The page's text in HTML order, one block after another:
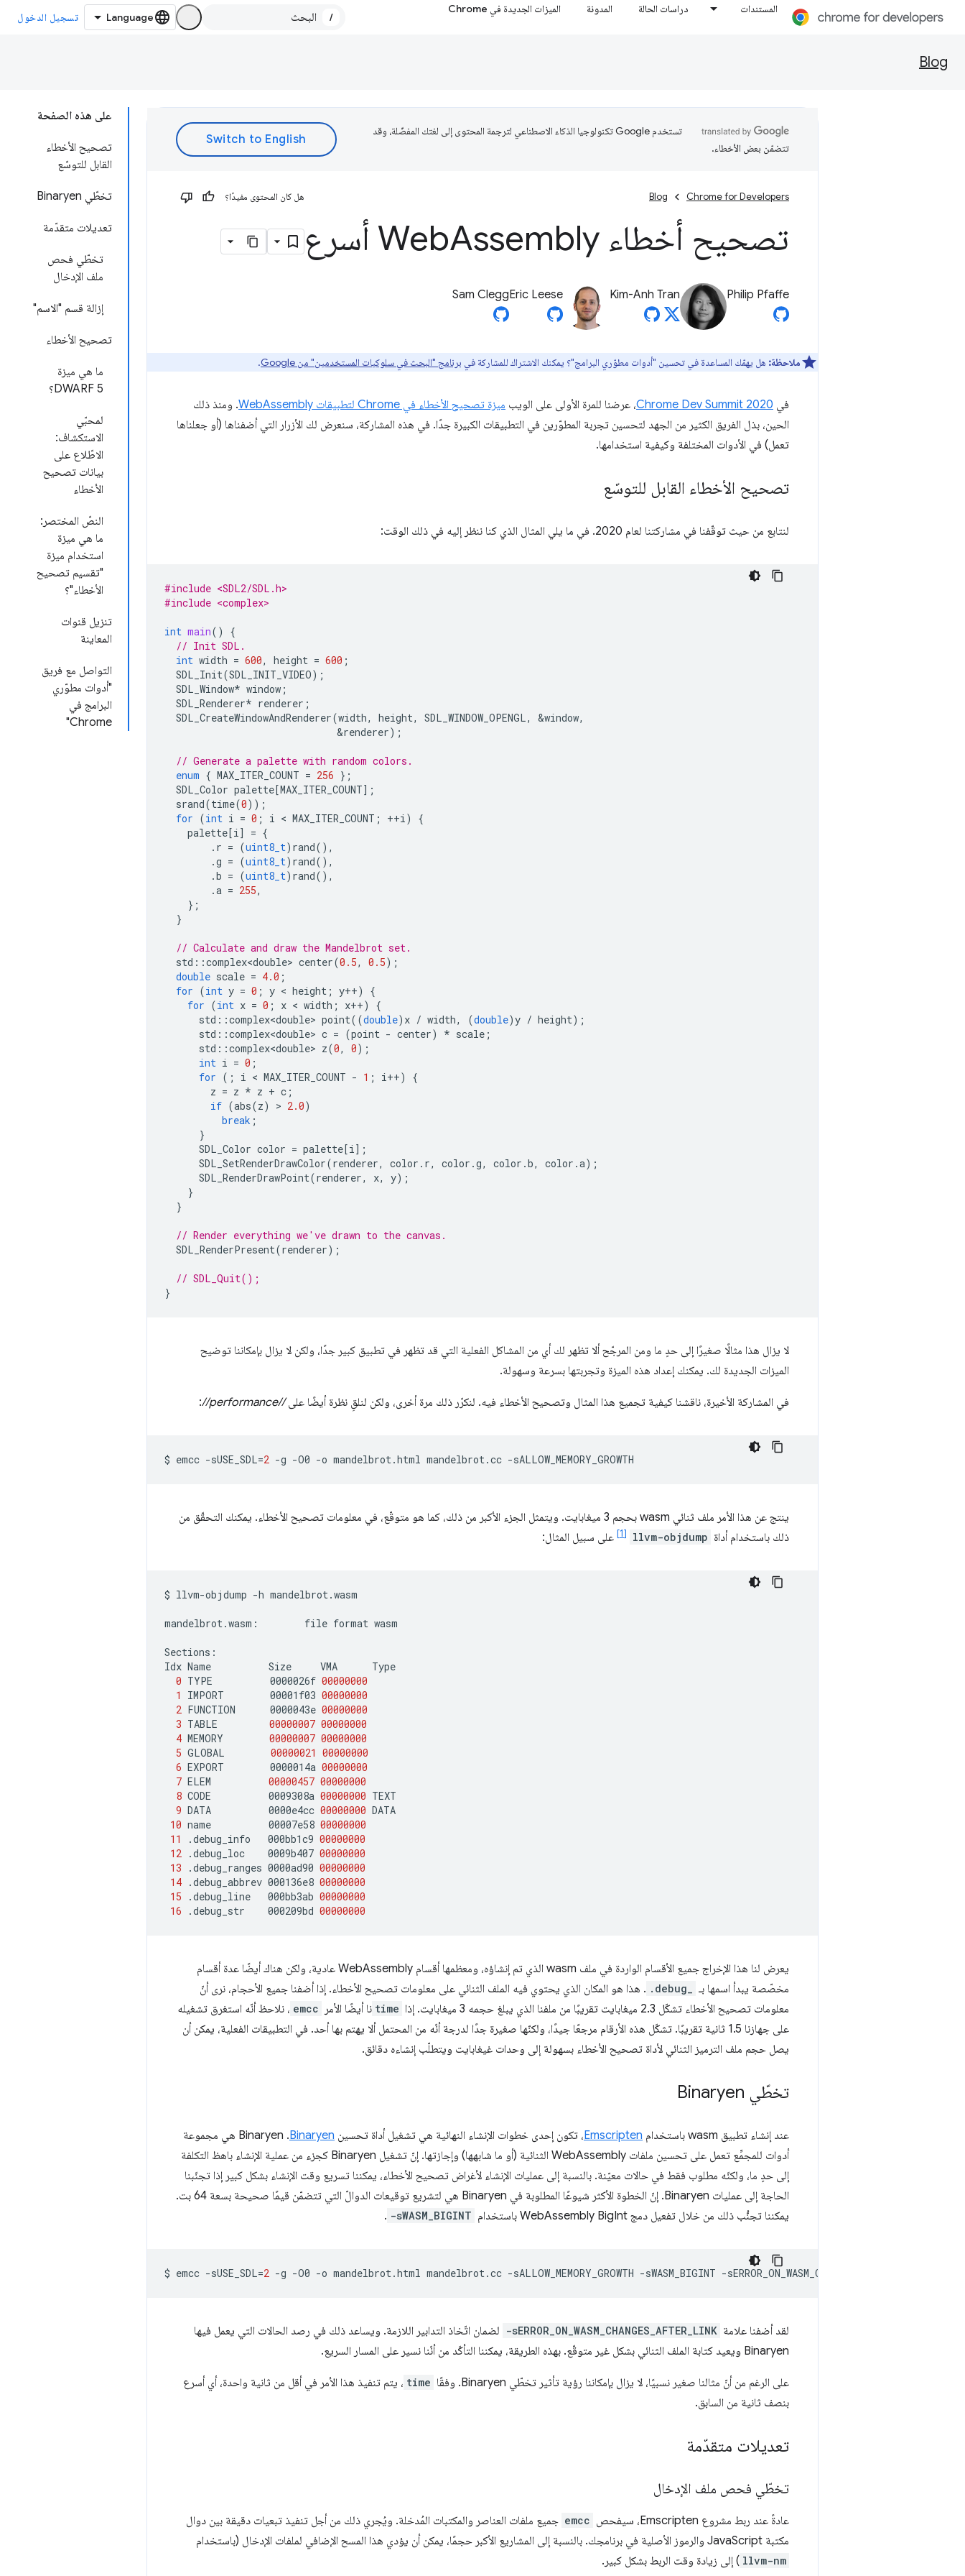
المستندات دراسات الحالة المدونة الميزات الجديدة في Chrome
/ تسجيل الدخول
Blog
على هذه الصفحة
تصحيح الأخطاء
القابل للتوسّع
تخطّي Binaryen
تعديلات متقدّمة
تخطّي فحص
ملف الإدخال
إزالة قسم "الاسم"
تصحيح الأخطاء
ما هي ميزة
DWARF 5؟
لمحبّي
الاستكشاف:
الاطّلاع على
بيانات تصحيح
الأخطاء
النصّ المختصر:
ما هي ميزة
استخدام ميزة
"تقسيم تصحيح
الأخطاء"؟
تنزيل قنوات
المعاينة
التواصل مع فريق
"أدوات مطوّري
البرامج في
Chrome"
تستخدم Google تكنولوجيا الذكاء الاصطناعي لترجمة المحتوى إلى لغتك المفضّلة، وقد
تتضمّن بعض الأخطاء.
Chrome for Developers
Blog هل كان المحتوى مفيدًا؟
تصحيح أخطاء Web Assembly أسرع
Philip Pfaffe
Kim-Anh Tran
Eric Leese
Sam Clegg
ملاحظة: هل يهمّك المساعدة في تحسين "أدوات مطوّري البرامج"؟ يمكنك الاشتراك للمشاركة في برنامج "البحث في سلوكيات المستخدمين" من Google .
في Chrome Dev Summit 2020، عرضنا للمرة الأولى على الويب ميزة تصحيح الأخطاء في Chrome لتطبيقات WebAssembly
. ومنذ ذلك
الحين، بذل الفريق الكثير من الجهد لتحسين تجربة المطوّرين في التطبيقات الكبيرة جدًا. في هذه المشاركة، سنعرض لك الأزرار التي أضفناها (أو جعلناها
تعمل) في الأدوات المختلفة وكيفية استخدامها.
تصحيح الأخطاء القابل للتوسّع
لنتابع من حيث توقّفنا في مشاركتنا لعام 2020. في ما يلي المثال الذي كنا ننظر إليه في ذلك الوقت:
#include <SDL2/SDL.h>
#include <complex>
int main()
{
// Init SDL.
int width = 600, height = 600 ;
SDL_Init(SDL_INIT_VIDEO);
SDL_Window* window ;
SDL_Renderer* renderer ;
SDL_CreateWindowAndRenderer(width, height, SDL_WINDOW_OPENGL, &window,
&renderer);
// Generate a palette with random colors.
enum { MAX_ITER_COUNT = 256 };
SDL_Color palette[MAX_ITER_COUNT];
srand(time(0));
for (int i = 0 ; i < MAX_ITER_COUNT ; ++i)
{
palette[i] = {
. r = (uint8_t) rand(),
.g = (uint8_t) rand(),
.b = (uint8_t) rand(),
.a = 255,
};
}
// Calculate and draw the Mandelbrot set.
std ::complex<double> center(0.5, 0.5);
double scale = 4.0 ;
for (int y = 0 ; y < height ; y++)
{
for (int x = 0 ; x < width ; x++)
{
std ::complex<double> point((double) x / width, (double)y / height);
std ::complex<double> c = (point - center) * scale ;
std ::complex<double> z(0, 0);
int i = 0 ;
for (; i < MAX_ITER_COUNT - 1 ; i++)
{
z = z * z + c ;
if (abs(z) > 2.0)
break ;
}
SDL_Color color = palette[i];
SDL_SetRenderDrawColor(renderer, color . r, color .g, color .b, color .a);
SDL_RenderDrawPoint(renderer, x, y);
}
}
// Render everything we've drawn to the canvas.
SDL_RenderPresent(renderer);
// SDL_Quit();
}
لا يزال هذا مثالًا صغيرًا إلى حدٍ ما ومن المرجّح ألا تظهر لك أي من المشاكل الفعلية التي قد تظهر في تطبيق كبير جدًا، ولكن لا يزال بإمكاننا توضيح
الميزات الجديدة لك. يمكنك إعداد هذه الميزة وتجربتها بسرعة وسهولة.
في المشاركة الأخيرة، ناقشنا كيفية تجميع هذا المثال وتصحيح الأخطاء فيه. لنكرّر ذلك مرة أخرى، ولكن لنلقِ نظرة أيضًا على//performance//
:
$ emcc -sUSE_SDL=2 -g -O0 -o mandelbrot.html mandelbrot.cc
ينتج عن هذا الأمر ملف ثنائي wasm بحجم 3 ميغابايت. ويتمثل الجزء الأكبر من ذلك، كما هو متوقّع، في معلومات تصحيح الأخطاء. يمكنك التحقّق من
ذلك باستخدام أداة llvm-objdump
[1] على سبيل المثال:
$ llvm-objdump -h mandelbrot.wasm
mandelbrot.wasm: file format wasm
Sections:
Idx Name Size VMA
0 TYPE 0000026f 00000000
1
IMPORT 00001f03 00000000
2 FUNCTION 0000043e 00000000
3 TABLE 00000007 00000000
4 MEMORY 00000007 00000000
5 GLOBAL 00000021 00000000
6 EXPORT 0000014a 00000000
7 ELEM 00000457 00000000
8 CODE 0009308a 00000000
9 DATA 0000e4cc 00000000
10 name 00007e58 00000000
11
.debug_info 000bb1c9 00000000
12 .debug_loc 0009b407 00000000
13
.debug_ranges 0000ad90 00000000
14 .debug_abbrev 000136e8 00000000
15
.debug_line 000bb3ab 00000000
16
.debug_str 000209bd 00000000
يعرض لنا هذا الإخراج جميع الأقسام الواردة في ملف wasm الذي تم إنشاؤه، ومعظمها أقسام WebAssembly عادية، ولكن هناك أيضًا عدة أقسام
مخصّصة يبدأ اسمها بـ
.debug_ . هذا هو المكان الذي يحتوي فيه الملف الثنائي على معلومات تصحيح الأخطاء. إذا أضفنا جميع الأحجام، نرى أنّ
معلومات تصحيح الأخطاء تشكّل 2.3 ميغابايت تقريبًا من ملفنا الذي يبلغ حجمه 3 ميغابايت. إذا
time نا أيضًا الأمر emcc ، نلاحظ أنّه استغرق تشغيله
على جهازنا 1.5 ثانية تقريبًا. تشكّل هذه الأرقام مرجعًا جيدًا، ولكنّها صغيرة جدًا لدرجة أنّه من المحتمل ألا يهتم بها أحد. في التطبيقات الفعلية، يمكن أن
يصل حجم ملف الترميز الثنائي لأداة تصحيح الأخطاء بسهولة إلى وحدات غيغابايت ويتطلّب إنشاءه دقائق.
تخطّي Binaryen
عند إنشاء تطبيق wasm باستخدام Emscripten، تكون إحدى خطوات الإنشاء النهائية هي تشغيل أداة تحسين Binaryen
. ‫Binaryen هي مجموعة
أدوات للمجمِّع تعمل على تحسين ملفات WebAssembly الثنائية (أو ما شابهها) وإجازتها. إنّ تشغيل Binaryen كجزء من عملية الإنشاء باهظ التكلفة
إلى حدٍ ما، ولكنّه مطلوب فقط في حالات معيّنة. بالنسبة إلى عمليات الإنشاء لأغراض تصحيح الأخطاء، يمكننا تسريع وقت الإنشاء بشكل كبير إذا تجنّبنا
الحاجة إلى عمليات Binaryen. إنّ الخطوة الأكثر شيوعًا المطلوبة في Binaryen هي لتشريع توقيعات الدوالّ التي تتضمّن قيمًا صحيحة بسعة 64 بت.
يمكننا تجنُّب ذلك من خلال تفعيل دمج WebAssembly BigInt باستخدام
-sWASM_BIGINT
.
$ emcc -sUSE_SDL=2 -g -O0 -o mandelbrot.html mandelbrot.cc -sALLOW_MEMORY_GROWTH -sWASM_BIGINT
لقد أضفنا علامة -sERROR_ON_WASM_CHANGES_AFTER_LINK لضمان اتّخاذ التدابير اللازمة. ويساعد ذلك في رصد الحالات التي يعمل فيها
Binaryen ويعيد كتابة الملف الثنائي بشكل غير متوقّع. بهذه الطريقة، يمكننا التأكّد من أنّنا نسير على المسار السريع.
على الرغم من أنّ مثالنا صغير نسبيًا، لا يزال بإمكاننا رؤية تأثير تخطّي Binaryen. وفقًا time ، يتم تنفيذ هذا الأمر في أقل من ثانية واحدة، أي أسرع
بنصف ثانية من السابق.
تعديلات متقدّمة
تخطّي فحص ملف الإدخال
عادةً عند ربط مشروع Emscripten، سيفحص emcc جميع ملفات العناصر والمكتبات المُدخلة. ويُجري ذلك من أجل تنفيذ تبعيات دقيقة بين دوال
مكتبة JavaScript والرموز الأصلية في برنامجك. بالنسبة إلى المشاريع الأكبر حجمًا، يمكن أن يؤدي هذا المسح الإضافي لملفات الإدخال (باستخدام
llvm-nm ) إلى زيادة وقت الربط بشكل كبير.